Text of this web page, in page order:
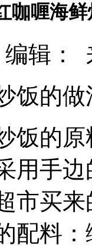
咖喱海
编辑
饭的做
饭的
用手
市买
配料